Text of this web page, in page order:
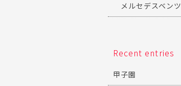
メルセデスベンツ
Recent entries
甲子園